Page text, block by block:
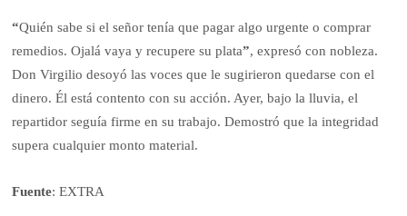
“Quién sabe si el señor tenía que pagar algo urgente o comprar
remedios. Ojalá vaya y recupere su plata”, expresó con nobleza.
Don Virgilio desoyó las voces que le sugirieron quedarse con el
dinero. Él está contento con su acción. Ayer, bajo la lluvia, el
repartidor seguía firme en su trabajo. Demostró que la integridad
supera cualquier monto material.
Fuente: EXTRA